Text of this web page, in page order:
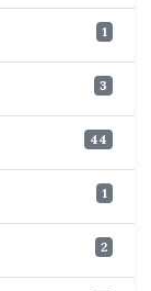
1
3
44
1
2